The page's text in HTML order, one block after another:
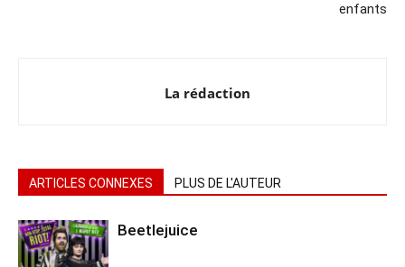
enfants
La rédaction
ARTICLES CONNEXES PLUS DE L'AUTEUR
Beetlejuice